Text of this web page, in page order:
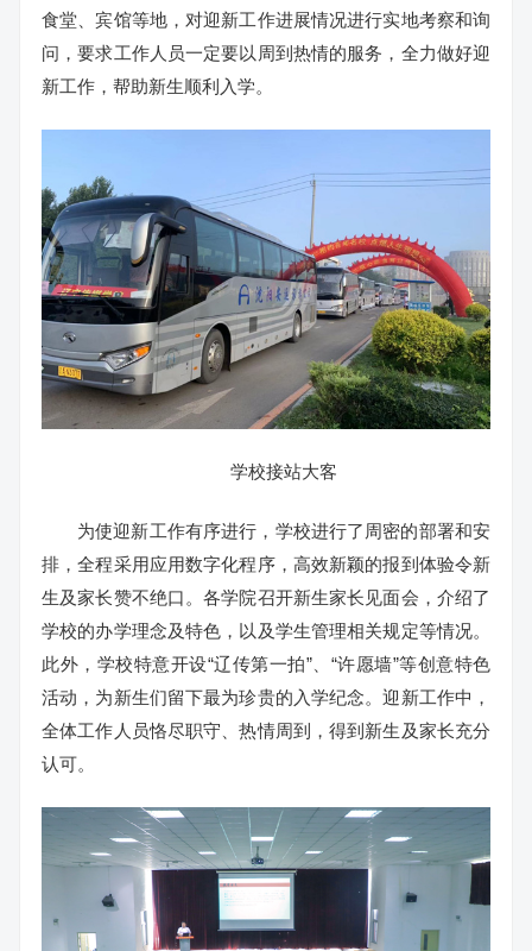
食堂、宾馆等地，对迎新工作进展情况进行实地考察和询
问，要求工作人员一定要以周到热情的服务，全力做好迎
新工作，帮助新生顺利入学。
学校接站大客
为使迎新工作有序进行，学校进行了周密的部署和安
排，全程采用应用数字化程序，高效新颖的报到体验令新
生及家长赞不绝口。各学院召开新生家长见面会，介绍了
学校的办学理念及特色，以及学生管理相关规定等情况。
此外，学校特意开设“辽传第一拍”、“许愿墙”等创意特色
活动，为新生们留下最为珍贵的入学纪念。迎新工作中，
全体工作人员恪尽职守、热情周到，得到新生及家长充分
认可。